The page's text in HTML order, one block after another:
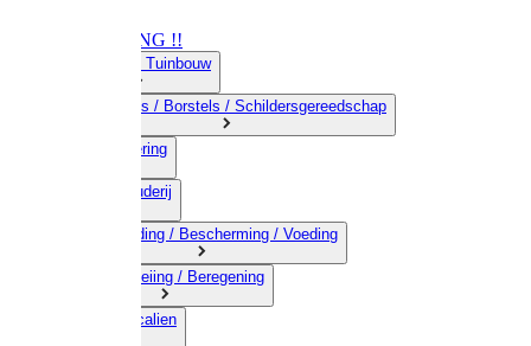
OPRUIMING !!
01) Land-& Tuinbouw
02) Bezems / Borstels / Schildersgereedschap
03) Afrastering
04) Veehouderij
05) Bestrijding / Bescherming / Voeding
06) Besproeiing / Beregening
07) Chemicalien